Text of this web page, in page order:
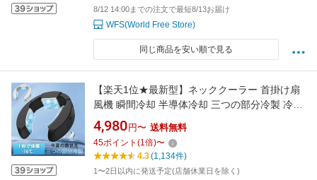
8/12 14:00までの注文で最短8/13お届け
WFS(World Free Store)
同じ商品を安い順で見る
【楽天1位★最新型】ネッククーラー 首掛け扇
風機 瞬間冷却 半導体冷却 三つの部分冷製 冷却
プレート ペルチェ素子 -16℃瞬冷 USB給電 軽
量 サイズ調整可 折り畳め式 ハンズフリー 熱中
症対策 ネッククーラー モード調節 アウトドア/
家庭/オフィス/スポーツ/運転/作業用
4,980 円〜 送料無料
45ポイント (1 倍)〜
4.3(1,134件)
1〜2日以内に発送予定(店舗休業日を除く)